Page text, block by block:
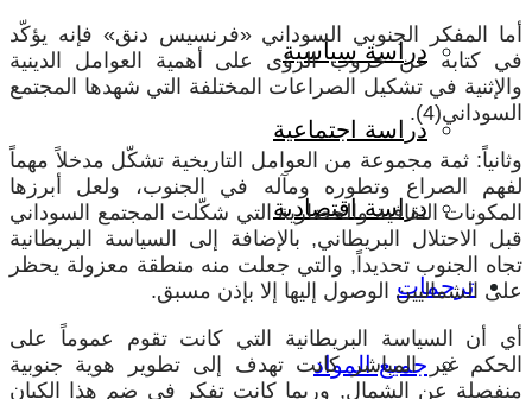
دراسة سياسية
دراسة اجتماعية
دراسة اقتصادية
ترجمات
جميع المواد
أما المفكر الجنوبي السوداني «فرنسيس دنق» فإنه يؤكّد
في كتابه عن حروب الرؤى على أهمية العوامل الدينية
والإثنية في تشكيل الصراعات المختلفة التي شهدها المجتمع
السوداني(4).
وثانياً: ثمة مجموعة من العوامل التاريخية تشكّل مدخلاً مهماً
لفهم الصراع وتطوره ومآله في الجنوب، ولعل أبرزها
المكونات الثقافية والحضارية التي شكّلت المجتمع السوداني
قبل الاحتلال البريطاني, بالإضافة إلى السياسة البريطانية
تجاه الجنوب تحديداً, والتي جعلت منه منطقة معزولة يحظر
على الشماليين الوصول إليها إلا بإذن مسبق.
أي أن السياسة البريطانية التي كانت تقوم عموماً على
الحكم غير المباشر كانت تهدف إلى تطوير هوية جنوبية
منفصلة عن الشمال, وربما كانت تفكر في ضم هذا الكيان